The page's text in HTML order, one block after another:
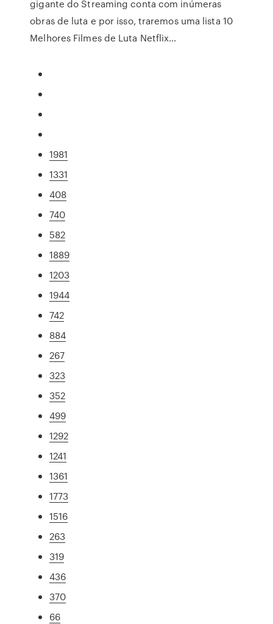
gigante do Streaming conta com inúmeras
obras de luta e por isso, traremos uma lista 10
Melhores Filmes de Luta Netflix…
1981
1331
408
740
582
1889
1203
1944
742
884
267
323
352
499
1292
1241
1361
1773
1516
263
319
436
370
66